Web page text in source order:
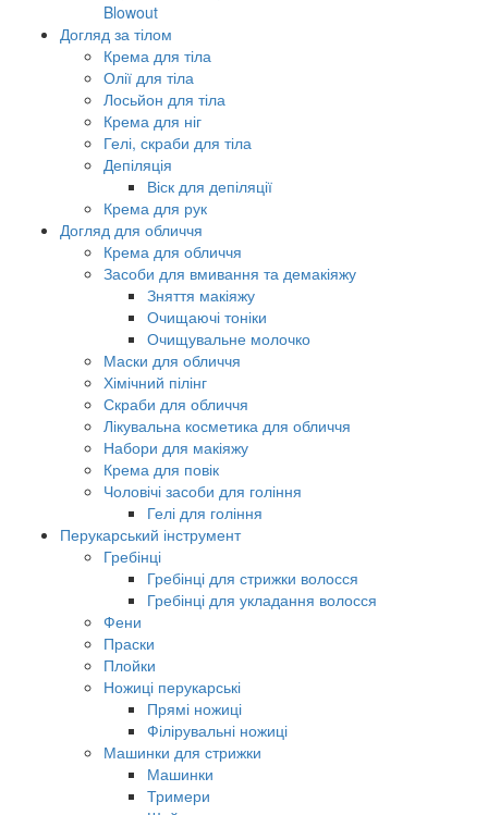
Blowout
Догляд за тілом
Крема для тіла
Олії для тіла
Лосьйон для тіла
Крема для ніг
Гелі, скраби для тіла
Депіляція
Віск для депіляції
Крема для рук
Догляд для обличчя
Крема для обличчя
Засоби для вмивання та демакіяжу
Зняття макіяжу
Очищаючі тоніки
Очищувальне молочко
Маски для обличчя
Хімічний пілінг
Скраби для обличчя
Лікувальна косметика для обличчя
Набори для макіяжу
Крема для повік
Чоловічі засоби для гоління
Гелі для гоління
Перукарський інструмент
Гребінці
Гребінці для стрижки волосся
Гребінці для укладання волосся
Фени
Праски
Плойки
Ножиці перукарські
Прямі ножиці
Філірувальні ножиці
Машинки для стрижки
Машинки
Тримери